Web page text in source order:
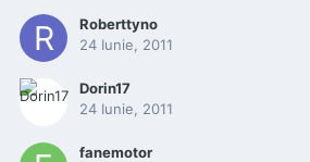
Roberttyno
24 Iunie, 2011
Dorin17
24 Iunie, 2011
fanemotor